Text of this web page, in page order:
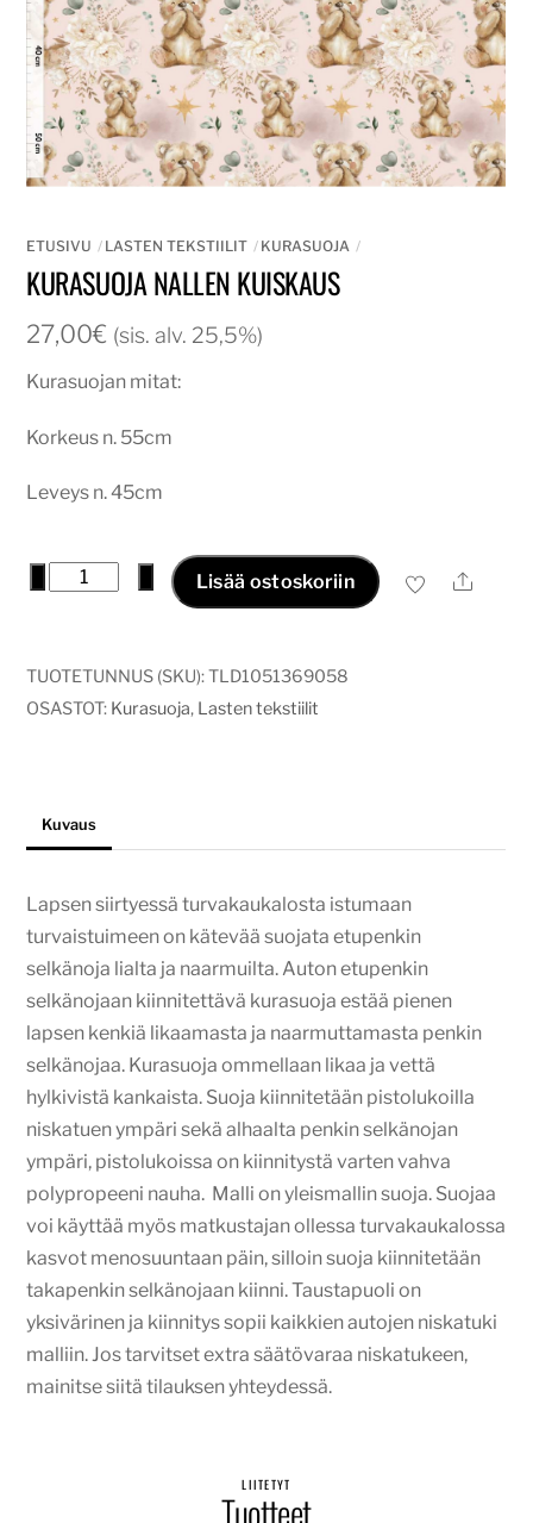
ETUSIVU LASTEN TEKSTIILIT KURASUOJA
KURASUOJA NALLEN KUISKAUS
27,00€ (sis. alv. 25,5%)
Kurasuojan mitat:
Korkeus n. 55cm
Leveys n. 45cm
Kurasuoja
määrä
Lisää ostoskoriin Ale
TUOTETUNNUS (SKU):TLD1051369058
OSASTOT: Kurasuoja, Lasten tekstiilit
Kuvaus
Lapsen siirtyessä turvakaukalosta istumaan
turvaistuimeen on kätevää suojata etupenkin
selkänoja lialta ja naarmuilta. Auton etupenkin
selkänojaan kiinnitettävä kurasuoja estää pienen
lapsen kenkiä likaamasta ja naarmuttamasta penkin
selkänojaa. Kurasuoja ommellaan likaa ja vettä
hylkivistä kankaista. Suoja kiinnitetään pistolukoilla
niskatuen ympäri sekä alhaalta penkin selkänojan
ympäri, pistolukoissa on kiinnitystä varten vahva
polypropeeni nauha. Malli on yleismallin suoja. Suojaa
voi käyttää myös matkustajan ollessa turvakaukalossa
kasvot menosuuntaan päin, silloin suoja kiinnitetään
takapenkin selkänojaan kiinni. Taustapuoli on
yksivärinen ja kiinnitys sopii kaikkien autojen niskatuki
malliin. Jos tarvitset extra säätövaraa niskatukeen,
mainitse siitä tilauksen yhteydessä.
LIITETYT
Tuotteet